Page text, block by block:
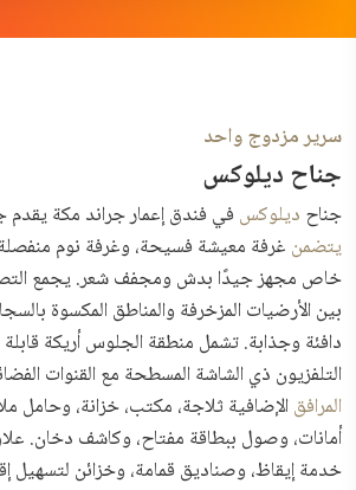
سرير مزدوج واحد
جناح ديلوكس
جناح ديلوكس في فندق إعمار جراند مكة يقدم
يتضمن غرفة معيشة فسيحة، وغرفة نوم
خاص مجهز جيدًا بدش ومجفف شعر. يجمع
بين الأرضيات المزخرفة والمناطق المكسوة
دافئة وجذابة. تشمل منطقة الجلوس أريكة
التلفزيون ذي الشاشة المسطحة مع القنوات
المرافقالإضافية ثلاجة، مكتب، خزانة،
أمانات، وصول ببطاقة مفتاح، وكاشف دخان.
خدمة إيقاظ، وصناديق قمامة، وخزائن لتسهيل